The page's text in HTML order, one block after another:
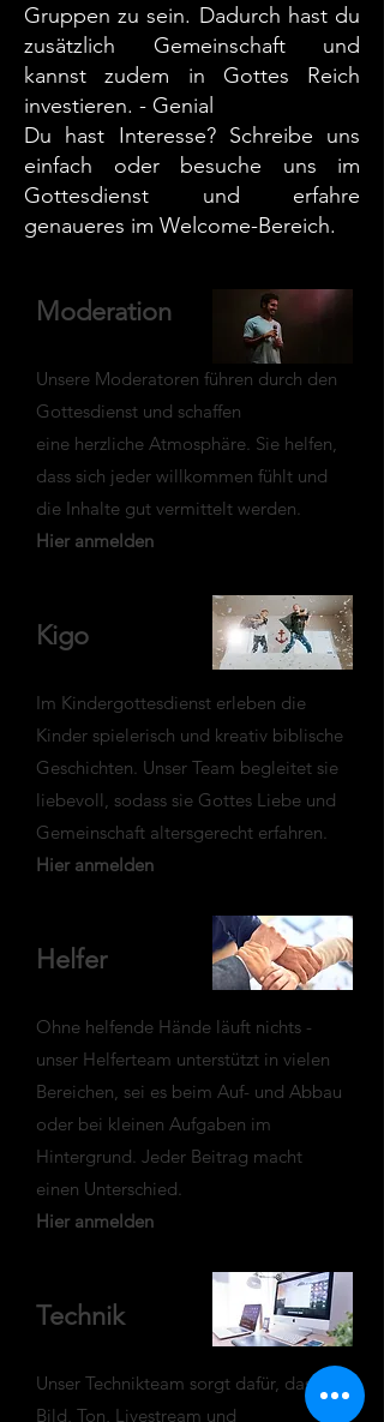
Gruppen zu sein. Dadurch hast du
zusätzlich Gemeinschaft und
kannst zudem in Gottes Reich
investieren. - Genial
Du hast Interesse? Schreibe uns
einfach oder besuche uns im
Gottesdienst und erfahre
genaueres im Welcome-Bereich.
Moderation
Unsere Moderatoren führen durch den
Gottesdienst und schaffen
eine herzliche Atmosphäre. Sie helfen,
dass sich jeder willkommen fühlt und
die Inhalte gut vermittelt werden.
Hier anmelden
Kigo
Im Kindergottesdienst erleben die
Kinder spielerisch und kreativ biblische
Geschichten. Unser Team begleitet sie
liebevoll, sodass sie Gottes Liebe und
Gemeinschaft altersgerecht erfahren.
Hier anmelden
Helfer
Ohne helfende Hände läuft nichts -
unser Helferteam unterstützt in vielen
Bereichen, sei es beim Auf- und Abbau
oder bei kleinen Aufgaben im
Hintergrund. Jeder Beitrag macht
einen Unterschied.
Hier anmelden
Technik
Unser Technikteam sorgt dafür, dass
Bild, Ton, Livestream und